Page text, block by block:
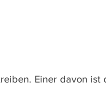
Einer davon ist